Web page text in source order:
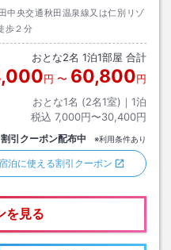
中央交通秋田温泉線又は仁別リゾ
歩２分
おとな2名 1泊1部屋 合計
円 〜 60,800円
おとな1名 (2名1室)｜ 1泊
税込 7,000円〜30,400円
割引クーポン配布中 ※利用条件あり
泊に使える割引クーポン
を見る